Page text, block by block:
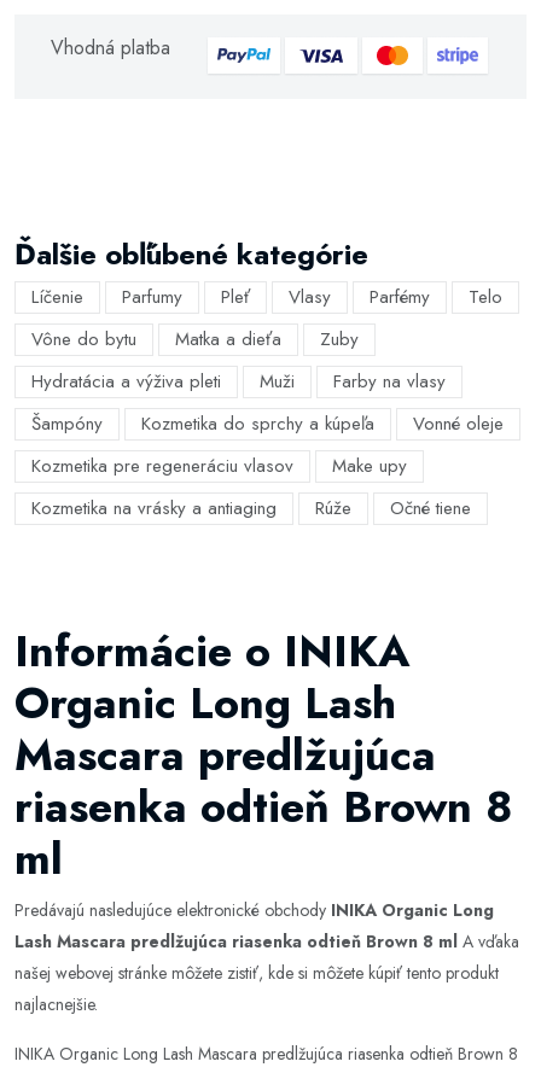
Vhodná platba
Ďalšie obľúbené kategórie
Líčenie Parfumy Pleť Vlasy Parfémy
Telo
Vône do bytu
Matka a dieťa
Zuby
Hydratácia a výživa pleti
Muži
Farby na vlasy
Šampóny
Kozmetika do sprchy a kúpeľa
Vonné oleje
Kozmetika pre regeneráciu vlasov
Make upy
Kozmetika na vrásky a antiaging
Rúže Očné tiene
Informácie o INIKA
Organic Long Lash
Mascara predlžujúca
riasenka odtieň Brown 8
ml
Predávajú nasledujúce elektronické obchody INIKA Organic Long
Lash Mascara predlžujúca riasenka odtieň Brown 8 ml A vďaka
našej webovej stránke môžete zistiť, kde si môžete kúpiť tento produkt
najlacnejšie.
INIKA Organic Long Lash Mascara predlžujúca riasenka odtieň Brown 8